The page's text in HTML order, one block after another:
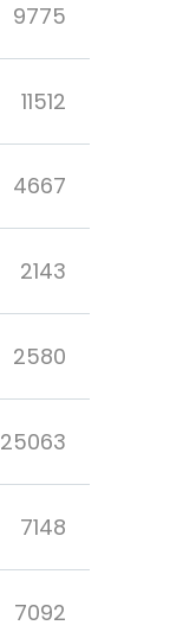
9775
11512
4667
2143
2580
25063
7148
7092